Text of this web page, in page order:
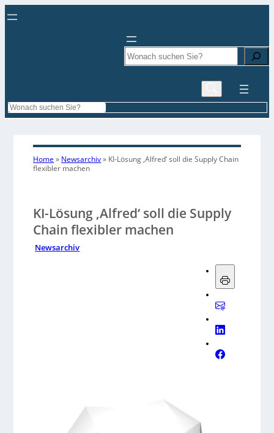
Search
Search
Home » Newsarchiv» KI-Lösung ‚Alfred‘ soll die Supply Chain
flexibler machen
KI-Lösung ‚Alfred‘ soll die Supply
Chain flexibler machen
Newsarchiv